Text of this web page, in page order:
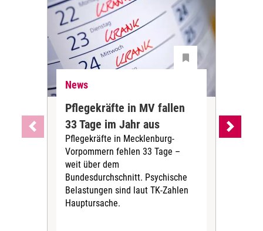
News
Pflegekräfte in MV fallen
33 Tage im Jahr aus
Pflegekräfte in Mecklenburg-
Vorpommern fehlen 33 Tage –
weit über dem
Bundesdurchschnitt. Psychische
Belastungen sind laut TK-Zahlen
Hauptursache.